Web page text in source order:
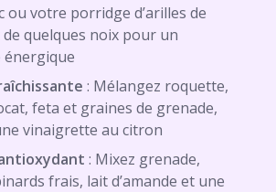
ou votre porridge d’arilles de
quelques noix pour un
: Mélangez roquette,
feta et graines de grenade,
vinaigrette au citron
: Mixez grenade,
frais, lait d’amande et une